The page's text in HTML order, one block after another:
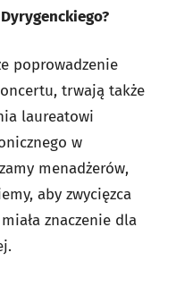
poprowadzenie
trwają także
laureatowi
w
menadżerów,
aby zwycięzca
znaczenie dla